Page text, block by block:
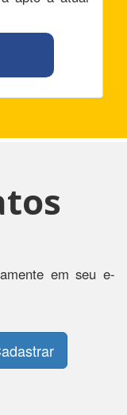
em seu e-